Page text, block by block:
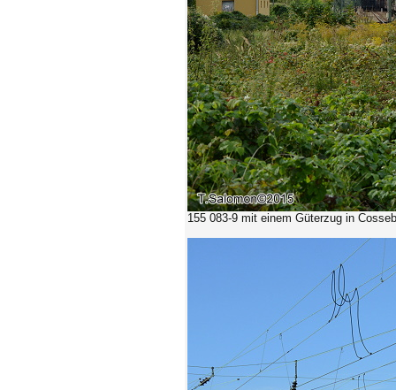
155 083-9 mit einem Güterzug in